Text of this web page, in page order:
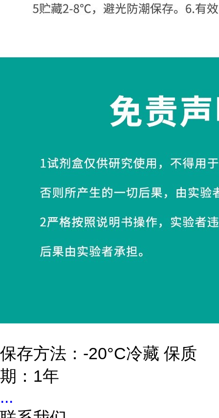
保存方法：-20°C冷藏 保质
期：1年
...